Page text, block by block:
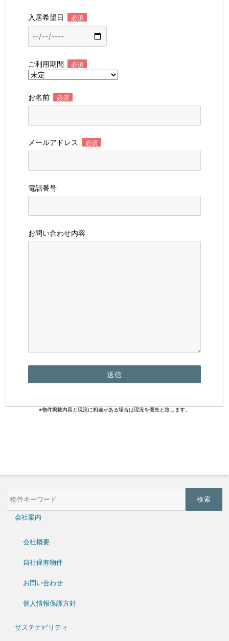
入居希望日 必須
ご利用期間 必須
お名前 必須
メールアドレス 必須
電話番号
お問い合わせ内容
※物件掲載内容と現況に相違がある場合は現況を優先と致します。
物
件
会社案内
会社概要
自社保有物件
お問い合わせ
個人情報保護方針
サステナビリティ